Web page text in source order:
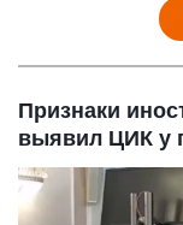
Признаки
выявил ЦИК у